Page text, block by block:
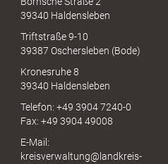
39340 Haldensleben
Triftstraße 9-10
39387 Oschersleben (Bode)
Kronesruhe 8
39340 Haldensleben
Telefon: +49 3904 7240-0
Fax: +49 3904 49008
E-Mail:
kreisverwaltung@landkreis-